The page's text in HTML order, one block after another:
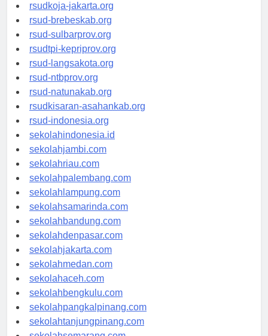
rsudkoja-jakarta.org
rsud-brebeskab.org
rsud-sulbarprov.org
rsudtpi-kepriprov.org
rsud-langsakota.org
rsud-ntbprov.org
rsud-natunakab.org
rsudkisaran-asahankab.org
rsud-indonesia.org
sekolahindonesia.id
sekolahjambi.com
sekolahriau.com
sekolahpalembang.com
sekolahlampung.com
sekolahsamarinda.com
sekolahbandung.com
sekolahdenpasar.com
sekolahjakarta.com
sekolahmedan.com
sekolahaceh.com
sekolahbengkulu.com
sekolahpangkalpinang.com
sekolahtanjungpinang.com